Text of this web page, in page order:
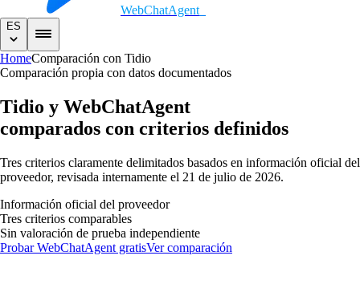
WebChatAgent
ES
HomeComparación con Tidio
Comparación propia con datos documentados
Tidio y WebChatAgent
comparados con criterios definidos
Tres criterios claramente delimitados basados en información oficial del
proveedor, revisada internamente el 21 de julio de 2026.
Información oficial del proveedor
Tres criterios comparables
Sin valoración de prueba independiente
Probar WebChatAgent gratisVer comparación